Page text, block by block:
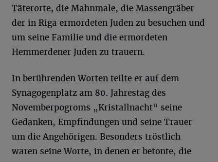
Täterorte, die Mahnmale, die Massengräber
der in Riga ermordeten Juden zu besuchen und
um seine Familie und die ermordeten
Hemmerdener Juden zu trauern.
In berührenden Worten teilte er auf dem
Synagogenplatz am 80. Jahrestag des
Novemberpogroms „Kristallnacht“ seine
Gedanken, Empfindungen und seine Trauer
um die Angehörigen. Besonders tröstlich
waren seine Worte, in denen er betonte, die